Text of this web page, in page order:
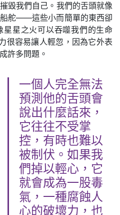
毀我們自己。我們的舌頭就像
舵——這些小而簡單的東西卻
星之火可以吞噬我們的生命
很容易讓人輕忽，因為它外表
許多問題。
一個人完全無法
預測他的舌頭會
說出什麼話來，
它往往不受掌
控，有時也難以
被制伏。如果我
們掉以輕心，它
就會成為一股毒
氣，一種腐蝕人
心的破壞力，也